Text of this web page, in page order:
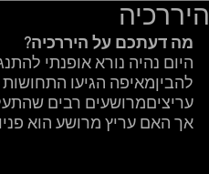
היררכיה
מה דעתכם על היררכיה?
היום נהיה נורא אופנתי
להביןמאיפה הגיעו
עריציםמרושעים רבים
אך האם עריץ מרושע הוא